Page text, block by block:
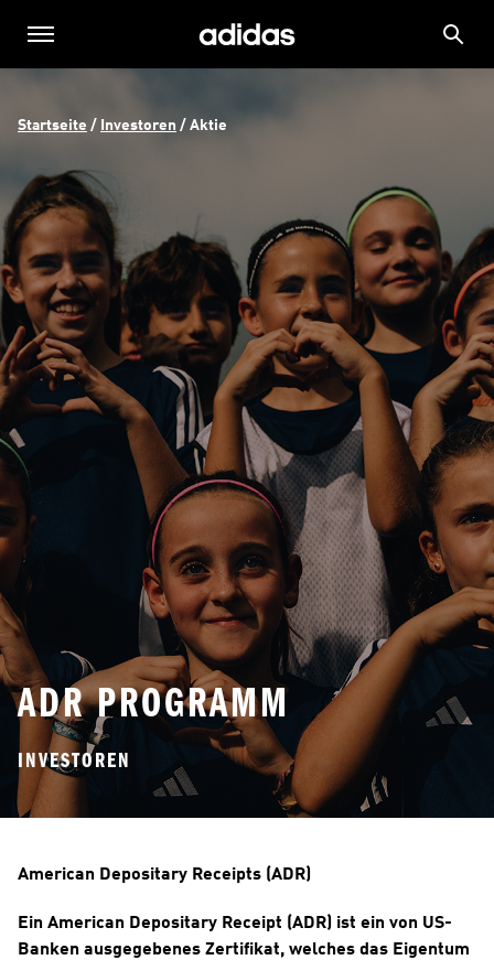
Startseite / Investoren / Aktie
ADR PROGRAMM
INVESTOREN
American Depositary Receipts (ADR)
Ein American Depositary Receipt (ADR) ist ein von US-
Banken ausgegebenes Zertifikat, welches das Eigentum